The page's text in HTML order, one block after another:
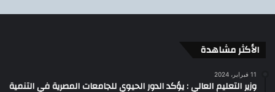
الأكثر مشاهدة
11 فبراير، 2024
وزير التعليم العالي : يؤكد الدور الحيوي للجامعات المصرية في التنمية